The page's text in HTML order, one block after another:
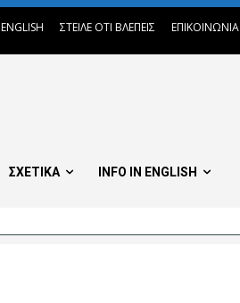
ENGLISH ΣΤΕΙΛΕ ΟΤΙ ΒΛΕΠΕΙΣ ΕΠΙΚΟΙΝΩΝΙΑ
ΣΧΕΤΙΚΑ INFO IN ENGLISH